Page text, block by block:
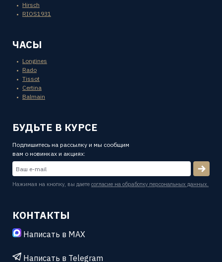
Hirsch
RIOS1931
ЧАСЫ
Longines
Rado
Tissot
Certina
Balmain
БУДЬТЕ В КУРСЕ
Подпишитесь на рассылку и мы сообщим
вам о новинках и акциях:
Нажимая на кнопку, вы даете согласие на обработку персональных данных.
КОНТАКТЫ
Написать в MAX
Написать в Telegram